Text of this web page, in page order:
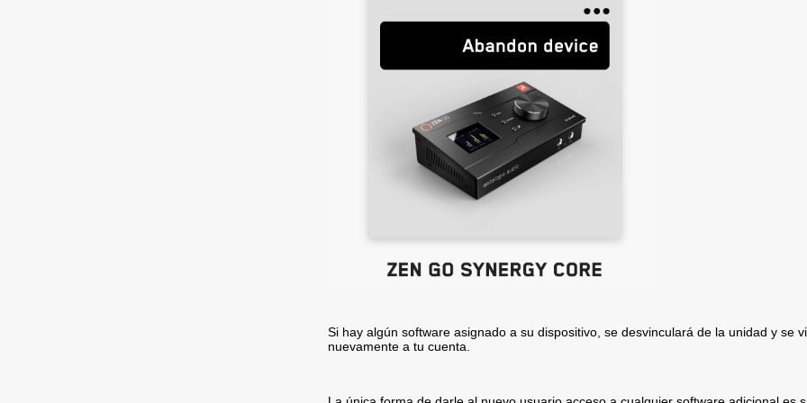
Si hay algún software asignado a su dispositivo, se desvinculará de la unidad y se
nuevamente a tu cuenta.